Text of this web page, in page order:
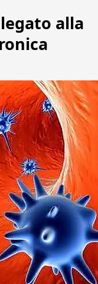
legato alla